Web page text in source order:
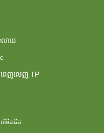
លាយ
ពេញលេញ TP
លីមីតធីត